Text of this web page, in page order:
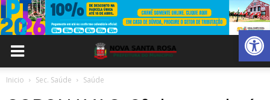
Abrir
Inicio Sec. Saúde Saúde